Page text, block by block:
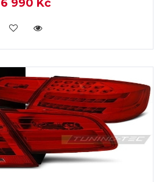
6 990 Kč
KOUPIT